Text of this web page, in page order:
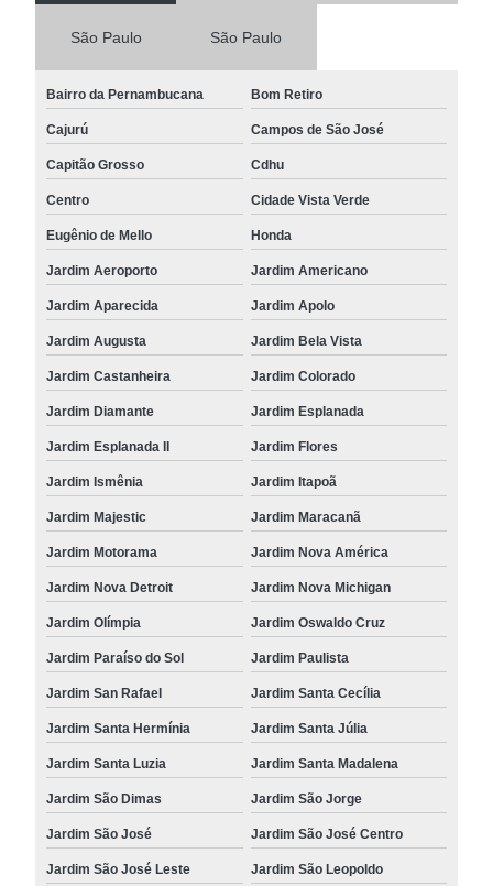
São Paulo São Paulo
Bairro da Pernambucana Bom Retiro
Cajurú Campos de São José
Capitão Grosso Cdhu
Centro Cidade Vista Verde
Eugênio de Mello Honda
Jardim Aeroporto Jardim Americano
Jardim Aparecida Jardim Apolo
Jardim Augusta Jardim Bela Vista
Jardim Castanheira Jardim Colorado
Jardim Diamante Jardim Esplanada
Jardim Esplanada II Jardim Flores
Jardim Ismênia Jardim Itapoã
Jardim Majestic Jardim Maracanã
Jardim Motorama Jardim Nova América
Jardim Nova Detroit Jardim Nova Michigan
Jardim Olímpia Jardim Oswaldo Cruz
Jardim Paraíso do Sol Jardim Paulista
Jardim San Rafael Jardim Santa Cecília
Jardim Santa Hermínia Jardim Santa Júlia
Jardim Santa Luzia Jardim Santa Madalena
Jardim São Dimas Jardim São Jorge
Jardim São José Jardim São José Centro
Jardim São José Leste Jardim São Leopoldo